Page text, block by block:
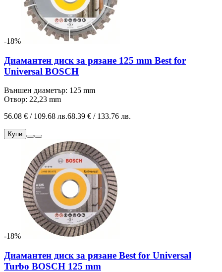
-18%
Диамантен диск за рязане 125 mm Best for
Universal BOSCH
Външен диаметър: 125 mm
Отвор: 22,23 mm
56.08 € / 109.68 лв.68.39 € / 133.76 лв.
Купи
-18%
Диамантен диск за рязане Best for Universal
Turbo BOSCH 125 mm